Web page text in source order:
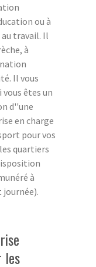
ou à
travail. Il
à
Il vous
êtes un
d''une
en charge
pour vos
quartiers
à
journée).
les